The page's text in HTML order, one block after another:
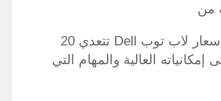
من
الطبيعي أن نجد اسعار لاب توب Dell تتعدي 20
إمكانياته العالية والمهام التي